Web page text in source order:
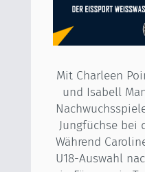
Mit Charleen
und Isabell
Jungfüchse bei
Während
U18-Auswahl